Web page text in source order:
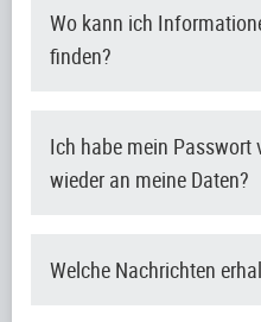
Wo kann ich
finden?
Ich habe mein Passwort
wieder an meine Daten?
Welche Nachrichten